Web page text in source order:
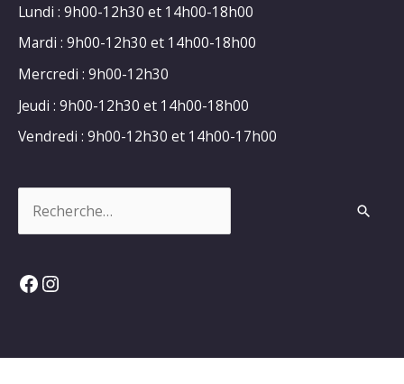
Lundi : 9h00-12h30 et 14h00-18h00
Mardi : 9h00-12h30 et 14h00-18h00
Mercredi : 9h00-12h30
Jeudi : 9h00-12h30 et 14h00-18h00
Vendredi : 9h00-12h30 et 14h00-17h00
Facebook
Instagram